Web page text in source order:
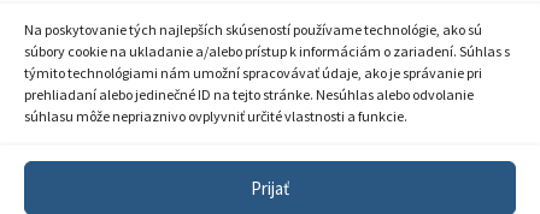
Na poskytovanie tých najlepších skúseností používame technológie, ako sú
súbory cookie na ukladanie a/alebo prístup k informáciám o zariadení. Súhlas s
týmito technológiami nám umožní spracovávať údaje, ako je správanie pri
prehliadaní alebo jedinečné ID na tejto stránke. Nesúhlas alebo odvolanie
súhlasu môže nepriaznivo ovplyvniť určité vlastnosti a funkcie.
Prijať
Zásady ochrany súkromia
Sprístupnenie informácií